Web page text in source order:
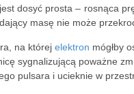
dosyć prosta – rosnąca
masę nie może
na której elektron mógłby
sygnalizującą poważne
pulsara i ucieknie w